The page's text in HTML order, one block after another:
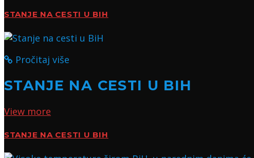
STANJE NA CESTI U BIH
Pročitaj više
STANJE NA CESTI U BIH
View more
STANJE NA CESTI U BIH